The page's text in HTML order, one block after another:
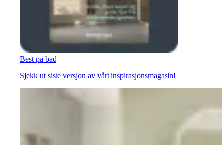
Best på bad
Sjekk ut siste versjon av vårt inspirasjonsmagasin!